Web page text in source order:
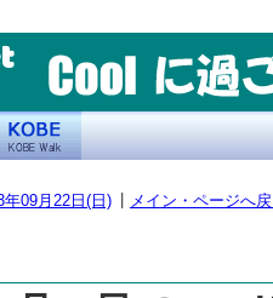
年09月22日(日) メイン・ページへ